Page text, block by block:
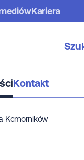
Kariera
Kontakt
Komorników